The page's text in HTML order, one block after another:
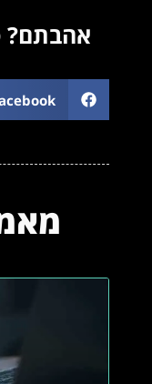
אהבתם?